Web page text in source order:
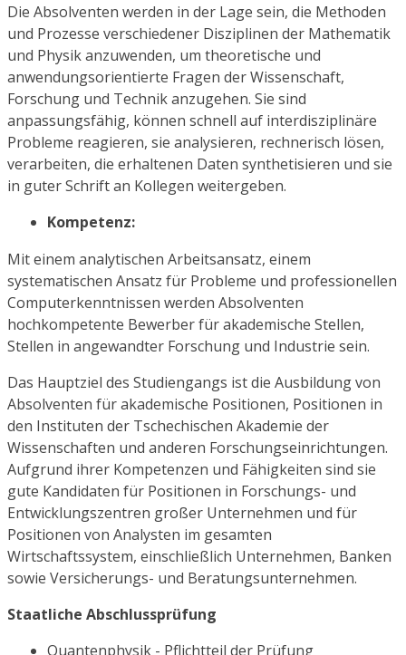
Die Absolventen werden in der Lage sein, die Methoden
und Prozesse verschiedener Disziplinen der Mathematik
und Physik anzuwenden, um theoretische und
anwendungsorientierte Fragen der Wissenschaft,
Forschung und Technik anzugehen. Sie sind
anpassungsfähig, können schnell auf interdisziplinäre
Probleme reagieren, sie analysieren, rechnerisch lösen,
verarbeiten, die erhaltenen Daten synthetisieren und sie
in guter Schrift an Kollegen weitergeben.
Kompetenz:
Mit einem analytischen Arbeitsansatz, einem
systematischen Ansatz für Probleme und professionellen
Computerkenntnissen werden Absolventen
hochkompetente Bewerber für akademische Stellen,
Stellen in angewandter Forschung und Industrie sein.
Das Hauptziel des Studiengangs ist die Ausbildung von
Absolventen für akademische Positionen, Positionen in
den Instituten der Tschechischen Akademie der
Wissenschaften und anderen Forschungseinrichtungen.
Aufgrund ihrer Kompetenzen und Fähigkeiten sind sie
gute Kandidaten für Positionen in Forschungs- und
Entwicklungszentren großer Unternehmen und für
Positionen von Analysten im gesamten
Wirtschaftssystem, einschließlich Unternehmen, Banken
sowie Versicherungs- und Beratungsunternehmen.
Staatliche Abschlussprüfung
Quantenphysik - Pflichtteil der Prüfung